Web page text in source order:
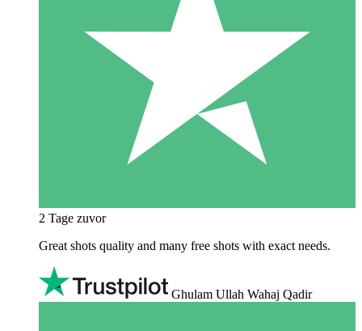
2 Tage zuvor
Great shots quality and many free shots with exact needs.
Ghulam Ullah Wahaj Qadir